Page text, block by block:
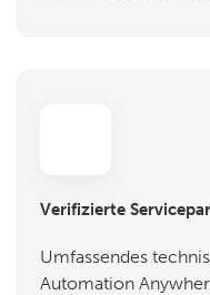
Verifizierte
Umfassendes
Automation